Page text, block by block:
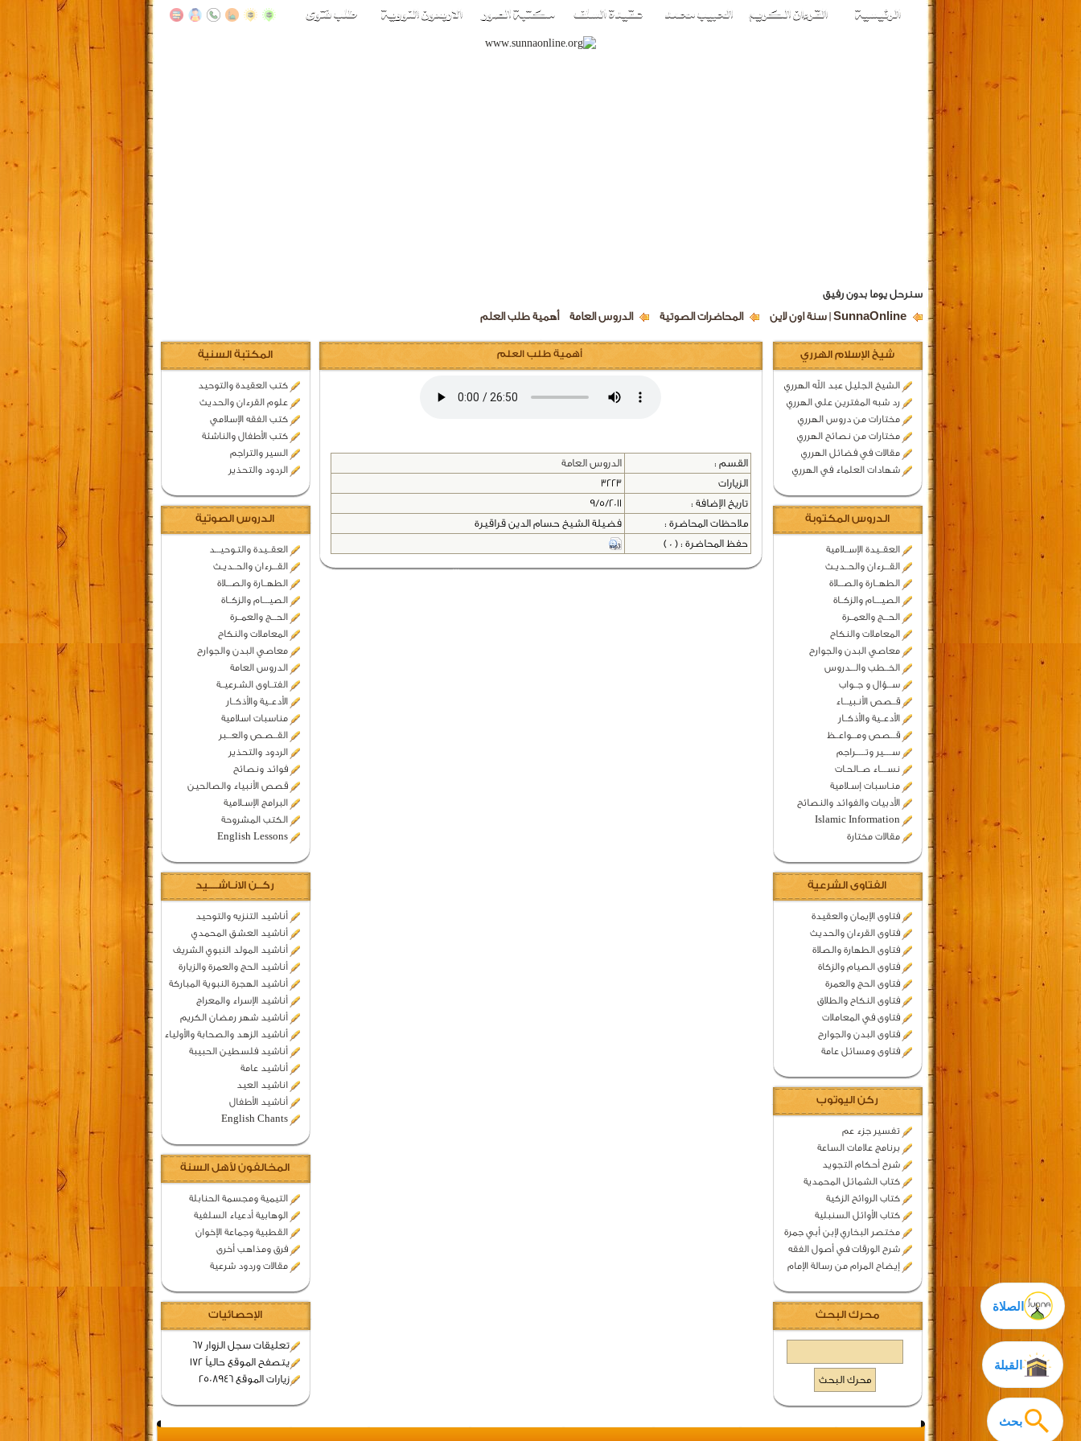
سنرحل يوما بدون رفيق
SunnaOnline | سنة اون لاين المحاضرات الصوتية الدروس العامة أهمية طلب العلم
بحث
الصلاة
شيخ الإسلام الهرري
الشيخ الجليل عبد الله الهرري
رد شبه المفترين على الهرري
مختارات من دروس الهرري
مختارات من نصائح الهرري
مقالات في فضائل الهرري
شهادات العلماء في الهرري
الدروس المكتوبة
العقــيدة الإســلامية
القـــرءان والحــديـث
الطهــارة والصـــلاة
الصيــــام والزكــاة
الحـــج والعمــرة
المعاملات والنكاح
معاصي البدن والجوارح
الخــطب والـــدروس
ســـؤال و جــواب
قــصص الأنـبيـــاء
الأدعــية والأذكــار
قـــصص ومـــواعــظ
ســـــير وتــــــراجم
نســــاء صــالحـات
منـاسبات إسـلامية
الأدبيات والفوائد والنصائح
Islamic Information
مقالات مختارة
الفتاوى الشرعية
فتاوى الإيمان والعقيدة
فتاوى القرءان والحديث
فتاوى الطهارة والصلاة
فتاوى الصيام والزكاة
فتاوى الحج والعمرة
فتاوى النكاح والطلاق
فتاوى في المعاملات
فتاوى البدن والجوارح
فتاوى ومسائل عامة
ركن اليوتوب
تفسير جزء عم
برنامج علامات الساعة
شرح أحكام التجويد
كتاب الشمائل المحمدية
كتاب الروائح الزكية
كتاب الأوائل السنبلية
مختصر البخاري لإبن أبي جمرة
شرح الورقات في أصول الفقه
إيضاح المرام من رسالة الإمام
محرك البحث
القبلة
المكتبة السنية
كتب العقيدة والتوحيد
علوم القرءان والحديث
كتب الفقه الإسلامي
كتب الأطفال والناشئة
السير والتراجم
الردود والتحذير
الدروس الصوتية
العقــيدة والتـوحيـــد
القـــرءان والحــديـث
الطهــارة والصـــلاة
الصيــــام والزكــاة
الحـــج والعمــرة
المعاملات والنكاح
معاصي البدن والجوارح
الدروس العامة
الفتــاوى الشـرعيــة
الأدعــية والأذكــار
مناسبات اسلامية
القــصـص والعـــبر
الردود والتحذير
فوائد ونصائح
قصص الأنبياء والصالحين
البرامج الإسـلامية
الكتب المشروحة
English Lessons
ركــن الانـاشــــيد
أناشيد التنزيه والتوحيد
أناشيد العشق المحمدي
أناشيد المولد النبوي الشريف
أناشيد الحج والعمرة والزيارة
أناشيد الهجرة النبوية المباركة
أناشيد الإسراء والمعراج
أناشيد شهر رمضان الكريم
أناشيد الزهد والصحابة والأولياء
أناشيد فلسطين الحبيبة
أناشيد عامة
اناشيد العيد
أناشيد الأطفال
English Chants
المخالفون لأهل السنة
التيمية ومجسمة الحنابلة
الوهابية أدعياء السلفية
القطبية وجماعة الإخوان
فرق ومذاهب أخرى
مقالات وردود شرعية
الإحصائيات
تعليقات سجل الزوار 67
يتصفح الموقع حالياً 172
زيارات الموقع 2508946
أهمية طلب العلم
القسم :
الدروس العامة
الزيارات
3223
تاريخ الإضافة :
9/5/2011
ملاحظات المحاضرة :
فضيلة الشيخ حسام الدين قراقيرة
حفظ المحاضرة : ( 0 )